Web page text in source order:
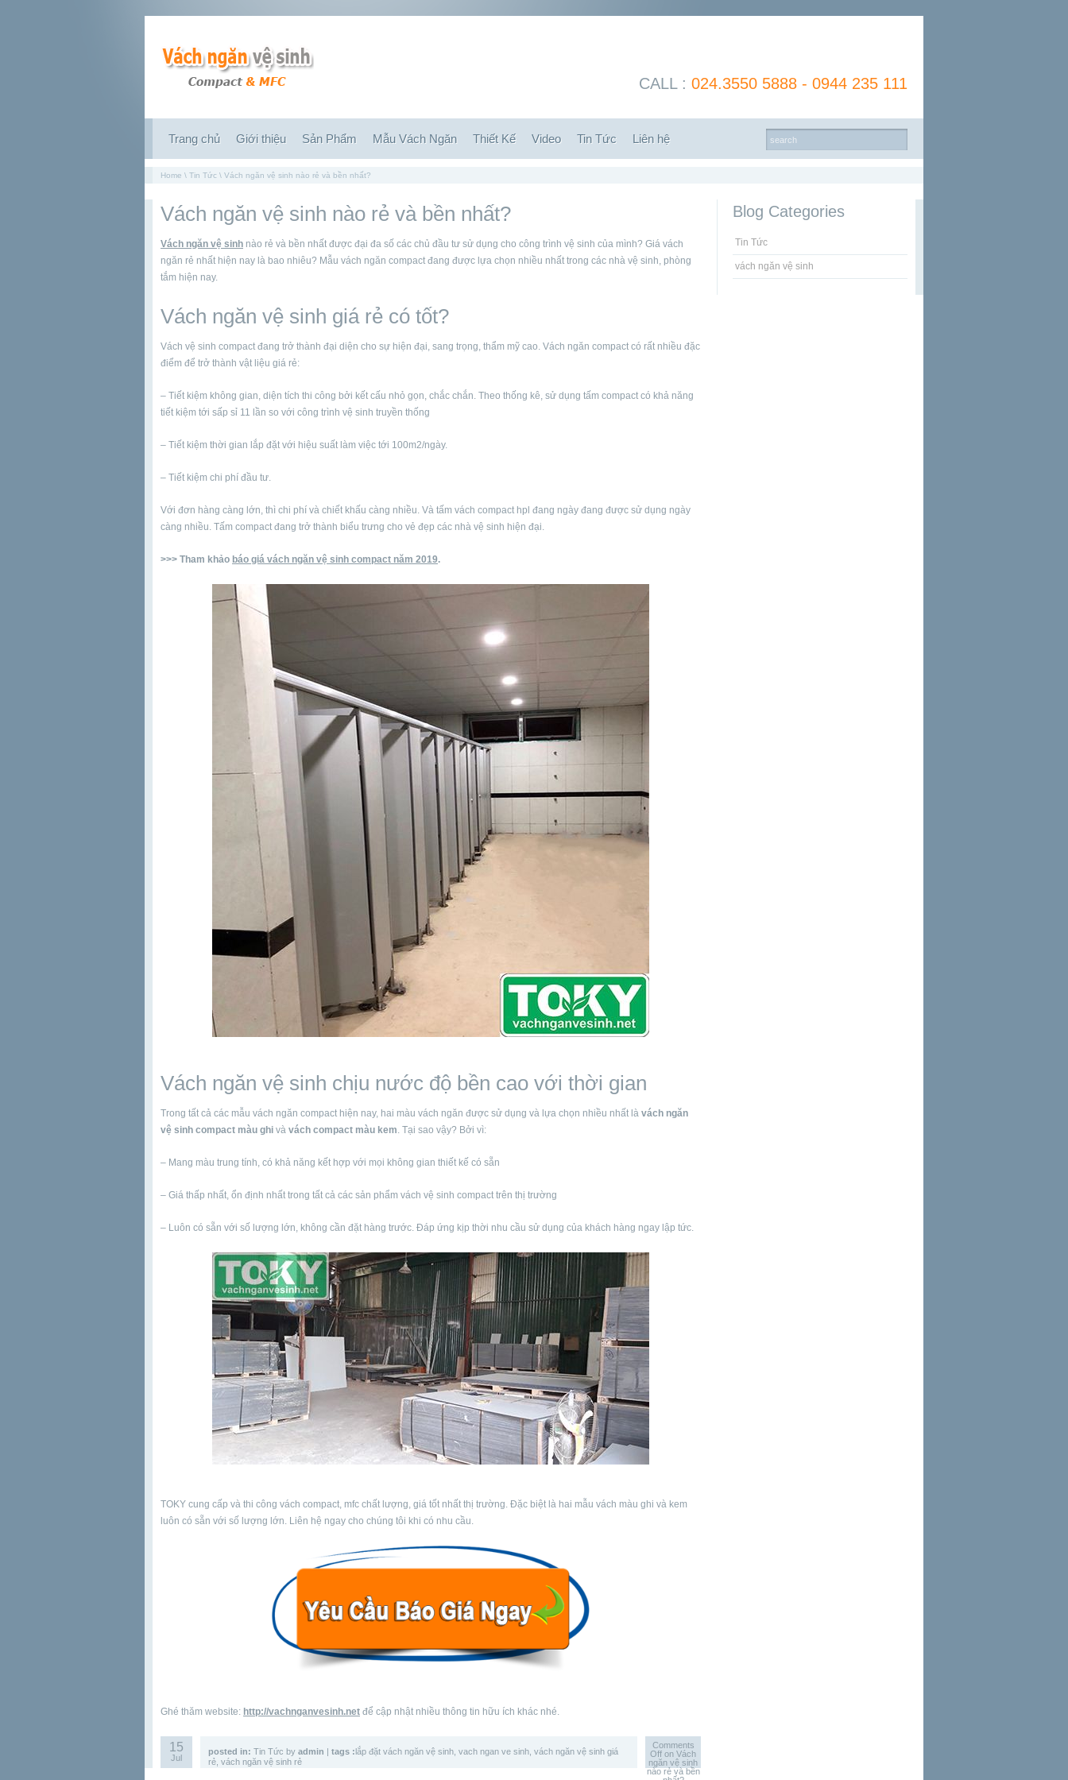
CALL : 024.3550 5888 - 0944 235 111
Trang chủ Giới thiệu Sản Phẩm Mẫu Vách Ngăn Thiết Kế Video Tin Tức Liên hệ
Home \ Tin Tức \ Vách ngăn vệ sinh nào rẻ và bền nhất?
Vách ngăn vệ sinh nào rẻ và bền nhất?
Vách ngăn vệ sinh nào rẻ và bền nhất được đại đa số các chủ đầu tư sử dụng cho công trình vệ sinh của mình? Giá vách
ngăn rẻ nhất hiện nay là bao nhiêu? Mẫu vách ngăn compact đang được lựa chọn nhiều nhất trong các nhà vệ sinh, phòng
tắm hiện nay.
Vách ngăn vệ sinh giá rẻ có tốt?
Vách vệ sinh compact đang trở thành đại diện cho sự hiện đại, sang trọng, thẩm mỹ cao. Vách ngăn compact có rất nhiều đặc
điểm để trở thành vật liệu giá rẻ:
– Tiết kiệm không gian, diện tích thi công bởi kết cấu nhỏ gọn, chắc chắn. Theo thống kê, sử dụng tấm compact có khả năng
tiết kiệm tới sấp sỉ 11 lần so với công trình vệ sinh truyền thống
– Tiết kiệm thời gian lắp đặt với hiệu suất làm việc tới 100m2/ngày.
– Tiết kiệm chi phí đầu tư.
Với đơn hàng càng lớn, thì chi phí và chiết khấu càng nhiều. Và tấm vách compact hpl đang ngày đang được sử dụng ngày
càng nhiều. Tấm compact đang trở thành biểu trưng cho vẻ đẹp các nhà vệ sinh hiện đại.
>>> Tham khảo báo giá vách ngăn vệ sinh compact năm 2019.
Vách ngăn vệ sinh chịu nước độ bền cao với thời gian
Trong tất cả các mẫu vách ngăn compact hiện nay, hai màu vách ngăn được sử dụng và lựa chọn nhiều nhất là vách ngăn
vệ sinh compact màu ghi và vách compact màu kem. Tại sao vậy? Bởi vì:
– Mang màu trung tính, có khả năng kết hợp với mọi không gian thiết kế có sẵn
– Giá thấp nhất, ổn định nhất trong tất cả các sản phẩm vách vệ sinh compact trên thị trường
– Luôn có sẵn với số lượng lớn, không cần đặt hàng trước. Đáp ứng kịp thời nhu cầu sử dụng của khách hàng ngay lập tức.
TOKY cung cấp và thi công vách compact, mfc chất lượng, giá tốt nhất thị trường. Đặc biệt là hai mẫu vách màu ghi và kem
luôn có sẵn với số lượng lớn. Liên hệ ngay cho chúng tôi khi có nhu cầu.
Ghé thăm website: http://vachnganvesinh.net để cập nhật nhiều thông tin hữu ích khác nhé.
15
Jul
posted in: Tin Tức by admin | tags :lắp đặt vách ngăn vệ sinh vach ngan ve sinh vách ngăn vệ sinh giá
rẻ vách ngăn vệ sinh rẻ
Comments
Off on Vách
ngăn vệ sinh
nào rẻ và bền
Blog Categories
Tin Tức
vách ngăn vệ sinh